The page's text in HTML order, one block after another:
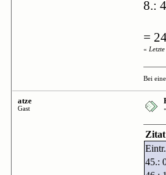
8.:
=
«
Bei
atze
Gast
Zitat
45.: